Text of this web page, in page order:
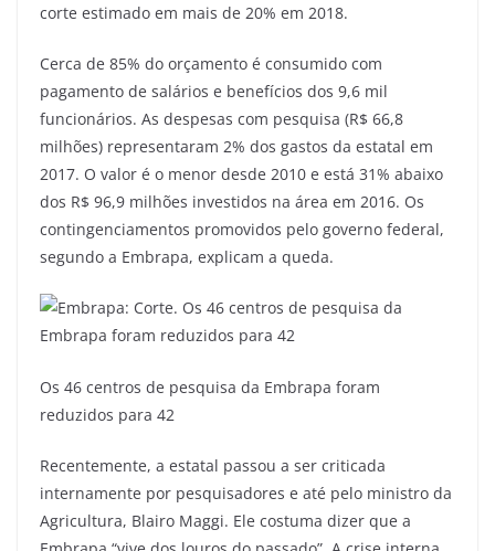
corte estimado em mais de 20% em 2018.
Cerca de 85% do orçamento é consumido com
pagamento de salários e benefícios dos 9,6 mil
funcionários. As despesas com pesquisa (R$ 66,8
milhões) representaram 2% dos gastos da estatal em
2017. O valor é o menor desde 2010 e está 31% abaixo
dos R$ 96,9 milhões investidos na área em 2016. Os
contingenciamentos promovidos pelo governo federal,
segundo a Embrapa, explicam a queda.
Os 46 centros de pesquisa da Embrapa foram
reduzidos para 42
Recentemente, a estatal passou a ser criticada
internamente por pesquisadores e até pelo ministro da
Agricultura, Blairo Maggi. Ele costuma dizer que a